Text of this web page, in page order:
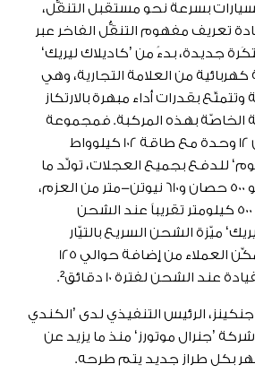
بسرعة نحو مستقبل التنقُّل،
تعريف مفهوم التنقُّل الفاخر عبر
جديدة، بدءً من ’كاديلاك ليريك‘
كهربائية من العلامة التجارية، وهي
وتتمتّع بقدرات أداء مبهرة بالارتكاز
الخاصّة بهذه المركبة. فمجموعة
البطارية المكوَّنة من 12 وحدة مع طاقة 102 كيلوواط
للدفع بجميع العجلات، تولِّد ما
تُقدِّره ’كاديلاك‘ بنحو 500 حصان و610 نيوتن-متر من العزم،
مع مدى قيادة يبلغ 500 كيلومتر تقريباً عند الشحن
’ليريك‘ ميّزة الشحن السريع بالتيّار
المباشر (DC)، مما يُمكِّن العملاء من إضافة حوالي 125
عند الشحن لفترة 10 دقائق².
الرئيس التنفيذي لدى ’الكندي
شركة ’جنرال موتورز‘ منذ ما يزيد عن
بكل طراز جديد يتم طرحه.